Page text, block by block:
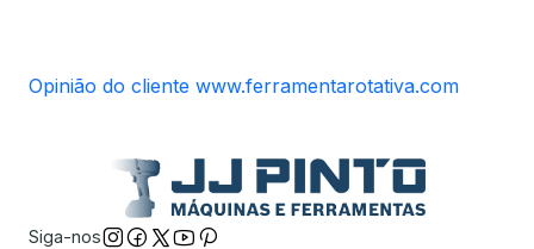
Opinião do cliente www.ferramentarotativa.com
Siga-nos